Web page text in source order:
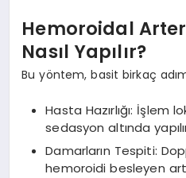
Hemoroidal
Nasıl Yapılır?
Bu yöntem, basit birkaç
Hasta Hazırlığı: İşlem
sedasyon altında
Damarların Tespiti:
hemoroidi besleyen